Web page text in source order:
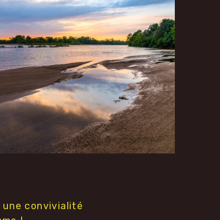
convivialité